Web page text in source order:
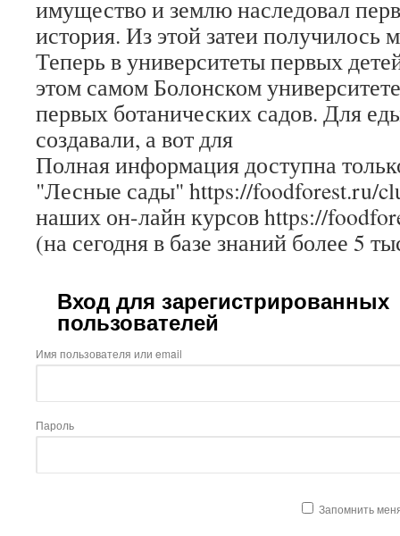
имущество и землю наследовал
история. Из этой затеи получилось
Теперь в университеты первых
этом самом Болонском
первых ботанических садов. Для
создавали, а вот для
Полная информация доступна
"Лесные сады" https://foodforest.ru/
наших он-лайн курсов https://
(на сегодня в базе знаний более 5
Вход для зарегистрированных
пользователей
Имя пользователя или email
Пароль
Запомнить